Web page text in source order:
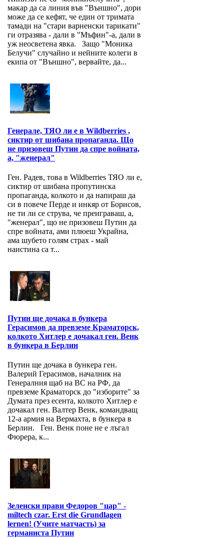
макар да са линия във "Външно", дори
може да се кефят, че един от тримата
тамади на "стари варненски тарикати"
ги отразява - дали в "Мъфин"-а, дали в
уж неосветена явка. Защо "Моника
Белучи" случайно и нейните колеги в
екипа от "Външно", вервайте, да...
Генерале, ТЯО ли е в Wildberries ,
сиктир от шибана пропаганда. Що
не призовеш Путин да спре войната,
а, "женерал"
Ген. Радев, това в Wildberries ТЯО ли е,
сиктир от шибана пропутинска
пропаганда, колкото и да напираш да
си в повече Перде и инкяр от Борисов,
не ти ли се струва, че преиграваш, а,
"женерал", що не призовеш Путин да
спре войната, ами плюеш Украйна,
ама шубето голям страх - май
наистина са т...
Путин ще дочака в бункера
Герасимов да превземе Краматорск,
колкото Хитлер е дочакал ген. Венк
в бункера в Берлин
Путин ще дочака в бункера ген.
Валерий Герасимов, началник на
Генералния щаб на ВС на РФ, да
превземе Краматорск до "изборите" за
Думата през есента, колкото Хитлер е
дочакал ген. Валтер Венк, командващ
12-а армия на Вермахта, в бункера в
Берлин. Ген. Венк поне не е лъгал
Фюрера, к...
Зеленски прави Федоров "цар" -
miltech czar. Erst die Grundlagen
lernen! (Учите матчасть) за
германиста Путин